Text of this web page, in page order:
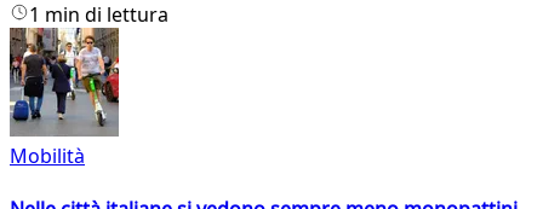
1 min di lettura
Mobilità